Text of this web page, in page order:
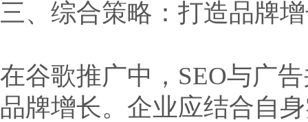
三、综合策略：打造品牌
在谷歌推广中，SEO与广
品牌增长。企业应结合自